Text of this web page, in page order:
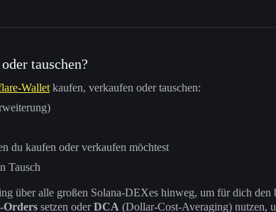
tauschen?
Wallet kaufen, verkaufen oder tauschen:
du kaufen oder verkaufen möchtest
Tausch
über alle großen Solana-DEXes hinweg, um für dich den
setzen oderDCA (Dollar-Cost-Averaging) nutzen,